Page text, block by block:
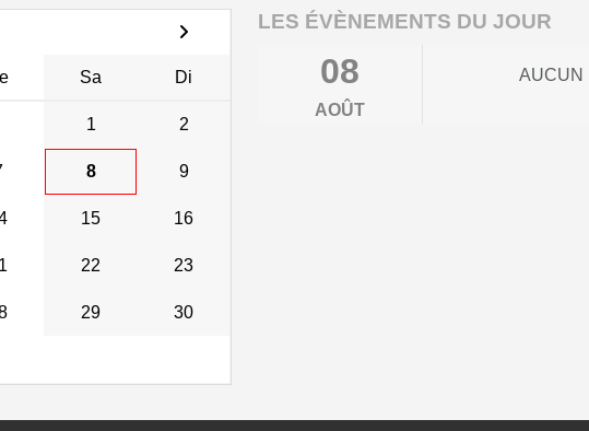
Sa Di
1 2
8 9
15 16
22 23
29 30
LES ÉVÈNEMENTS DU JOUR
08
AOÛT
AUCUN